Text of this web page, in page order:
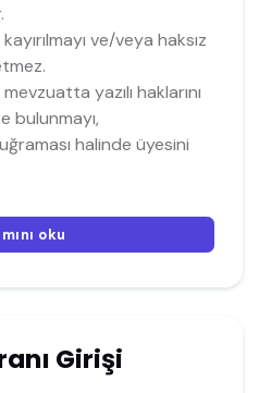
ve/veya haksız
yazılı haklarını
bulunmayı,
halinde üyesini
oku
Girişi